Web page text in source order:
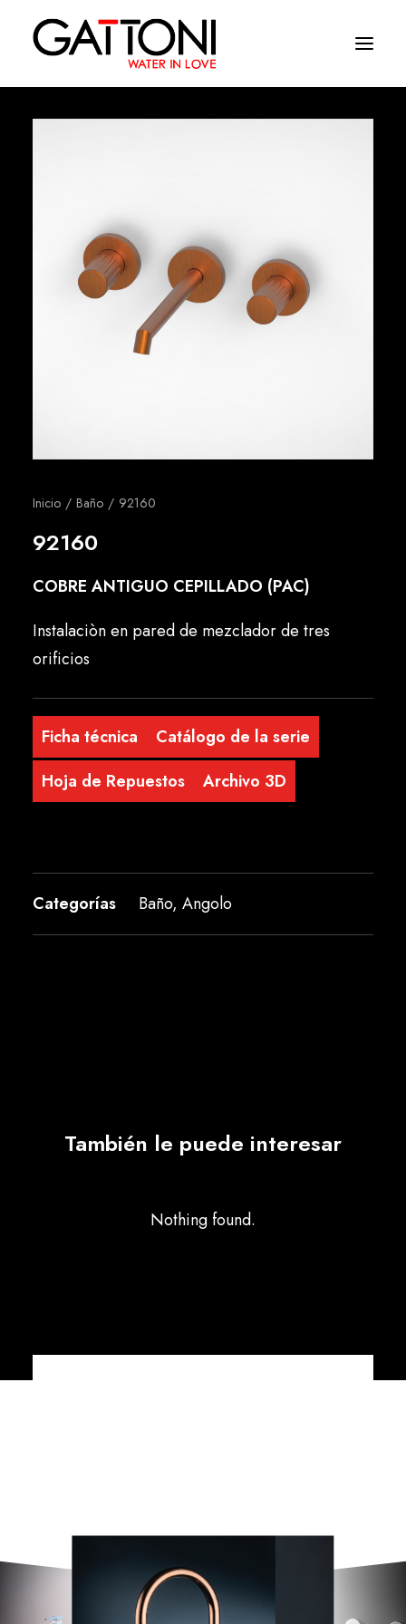
Productos
Acabados
Dònde comprar
Inicio Baño 92160
92160
COBRE ANTIGUO CEPILLADO (PAC)
Instalaciòn en pared de mezclador de tres
orificios
Ficha técnica
Catálogo de la serie
Hoja de Repuestos
Archivo 3D
Categorías Baño, Angolo
También le puede interesar
Nothing found.